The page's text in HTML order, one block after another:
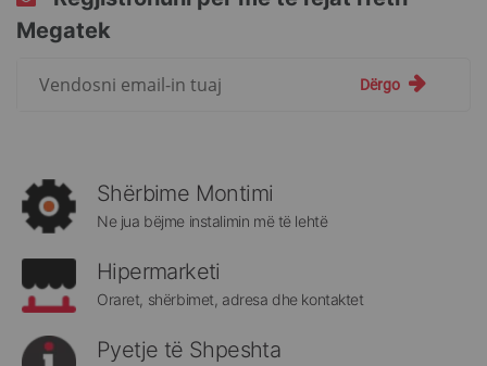
Megatek
rreth
Megatek:
Dërgo
Shërbime Montimi
Ne jua bëjme instalimin më të lehtë
Hipermarketi
Oraret, shërbimet, adresa dhe kontaktet
Pyetje të Shpeshta